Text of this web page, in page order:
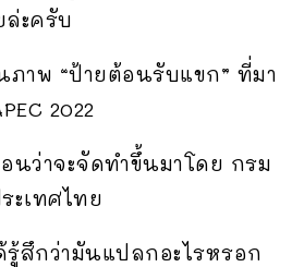
ะครับ
าพ “ป้ายต้อนรับแขก” ที่มา
2022
นว่าจะจัดทำขึ้นมาโดย กรม
ะเทศไทย
รู้สึกว่ามันแปลกอะไรหรอก